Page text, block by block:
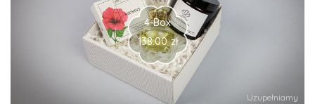
Uzupełniamy
4-Box
138.00 zł